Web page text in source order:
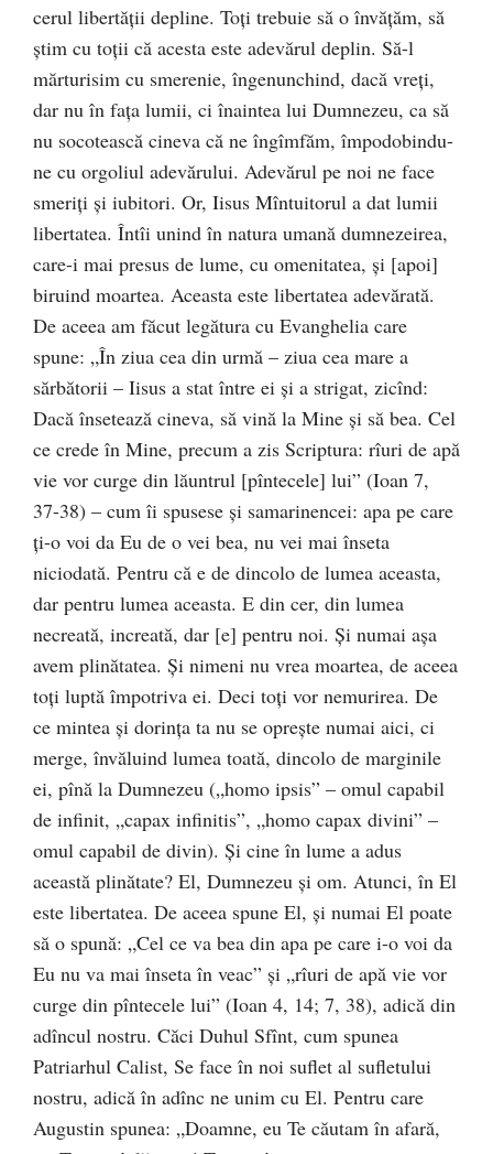
cerul libertăţii depline. Toţi trebuie să o învăţăm, să
ştim cu toţii că acesta este adevărul deplin. Să-l
mărturisim cu smerenie, îngenunchind, dacă vreţi,
dar nu în faţa lumii, ci înaintea lui Dumnezeu, ca să
nu socotească cineva că ne îngîmfăm, împodobindu-
ne cu orgoliul adevărului. Adevărul pe noi ne face
smeriţi şi iubitori. Or, Iisus Mîntuitorul a dat lumii
libertatea. Întîi unind în natura umană dumnezeirea,
care-i mai presus de lume, cu omenitatea, şi [apoi]
biruind moartea. Aceasta este libertatea adevărată.
De aceea am făcut legătura cu Evanghelia care
spune: „În ziua cea din urmă – ziua cea mare a
sărbătorii – Iisus a stat între ei şi a strigat, zicînd:
Dacă însetează cineva, să vină la Mine şi să bea. Cel
ce crede în Mine, precum a zis Scriptura: rîuri de apă
vie vor curge din lăuntrul [pîntecele] lui” (Ioan 7,
37-38) – cum îi spusese şi samarinencei: apa pe care
ţi-o voi da Eu de o vei bea, nu vei mai înseta
niciodată. Pentru că e de dincolo de lumea aceasta,
dar pentru lumea aceasta. E din cer, din lumea
necreată, increată, dar [e] pentru noi. Şi numai aşa
avem plinătatea. Şi nimeni nu vrea moartea, de aceea
toţi luptă împotriva ei. Deci toţi vor nemurirea. De
ce mintea şi dorinţa ta nu se opreşte numai aici, ci
merge, învăluind lumea toată, dincolo de marginile
ei, pînă la Dumnezeu („homo ipsis” – omul capabil
de infinit, „capax infinitis”, „homo capax divini” –
omul capabil de divin). Şi cine în lume a adus
această plinătate? El, Dumnezeu şi om. Atunci, în El
este libertatea. De aceea spune El, şi numai El poate
să o spună: „Cel ce va bea din apa pe care i-o voi da
Eu nu va mai înseta în veac” şi „rîuri de apă vie vor
curge din pîntecele lui” (Ioan 4, 14; 7, 38), adică din
adîncul nostru. Căci Duhul Sfînt, cum spunea
Patriarhul Calist, Se face în noi suflet al sufletului
nostru, adică în adînc ne unim cu El. Pentru care
Augustin spunea: „Doamne, eu Te căutam în afară,